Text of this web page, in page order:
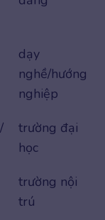
dạy
nghề/hướng
nghiệp
trường đại
học
trường nội
trú